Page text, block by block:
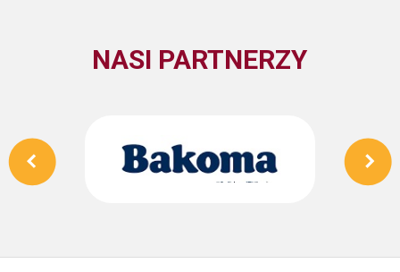
NASI PARTNERZY